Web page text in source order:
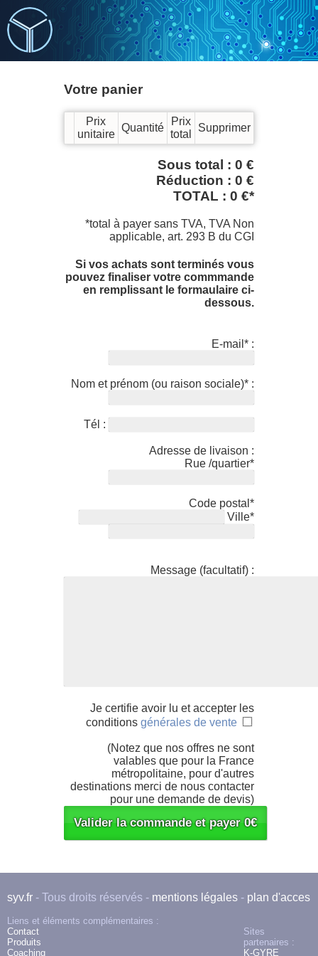
Votre panier
Prix
unitaire
Quantité
Prix
total
Supprimer
Sous total : 0 €
Réduction : 0 €
TOTAL : 0 €*
*total à payer sans TVA, TVA Non
applicable, art. 293 B du CGI
Si vos achats sont terminés vous
pouvez finaliser votre commmande
en remplissant le formaulaire ci-
dessous.
E-mail* :
Nom et prénom (ou raison sociale)* :
Tél :
Adresse de livaison :
Rue /quartier*
Code postal*
Ville*
Message (facultatif) :
Je certifie avoir lu et accepter les
conditionsgénérales de vente
(Notez que nos offres ne sont
valables que pour la France
métropolitaine, pour d'autres
destinations merci de nous contacter
pour une demande de devis)
syv.fr - Tous droits réservés - mentions légales - plan d'acces
Liens et éléments complémentaires :
Sites
partenaires :
K-GYRE
Contact
Produits
Coaching